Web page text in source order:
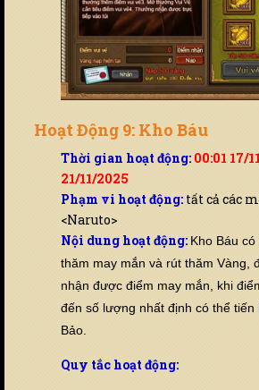
Hoạt Động 9: Kho Báu
Thời gian hoạt động: 00:01 17/
21/11/2025
Phạm vi hoạt động: tất cả các
<Naruto>
Nội dung hoạt động: Kho Báu
thăm may mắn và rút thăm Vàng,
nhận được điểm may mắn, khi
đến số lượng nhất định có thể tiến
Bảo.
Quy tắc hoạt động: